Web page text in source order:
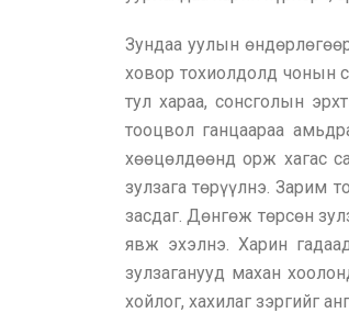
Зундаа уулын
ховор тохиолдолд чонын
тул хараа, сонсголын
тооцвол ганцаараа
хөөцөлдөөнд орж хагас
зулзага төрүүлнэ. Зарим
засдаг. Дөнгөж төрсөн
явж эхэлнэ. Харин
зулзаганууд махан
хойлог, хахилаг зэргийг